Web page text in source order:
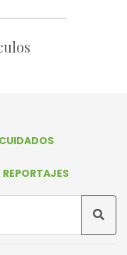
CUIDADOS
REPORTAJES